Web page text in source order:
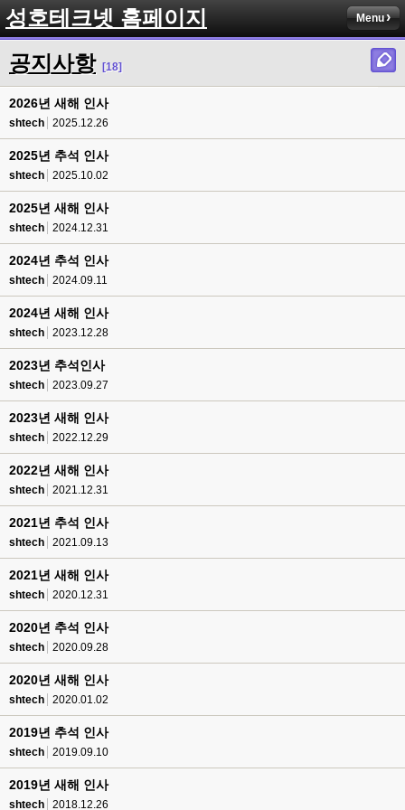
성호테크넷 홈페이지 Menu
공지사항 [18]
2026년 새해 인사
shtech 2025.12.26
2025년 추석 인사
shtech 2025.10.02
2025년 새해 인사
shtech 2024.12.31
2024년 추석 인사
shtech 2024.09.11
2024년 새해 인사
shtech 2023.12.28
2023년 추석인사
shtech 2023.09.27
2023년 새해 인사
shtech 2022.12.29
2022년 새해 인사
shtech 2021.12.31
2021년 추석 인사
shtech 2021.09.13
2021년 새해 인사
shtech 2020.12.31
2020년 추석 인사
shtech 2020.09.28
2020년 새해 인사
shtech 2020.01.02
2019년 추석 인사
shtech 2019.09.10
2019년 새해 인사
shtech 2018.12.26